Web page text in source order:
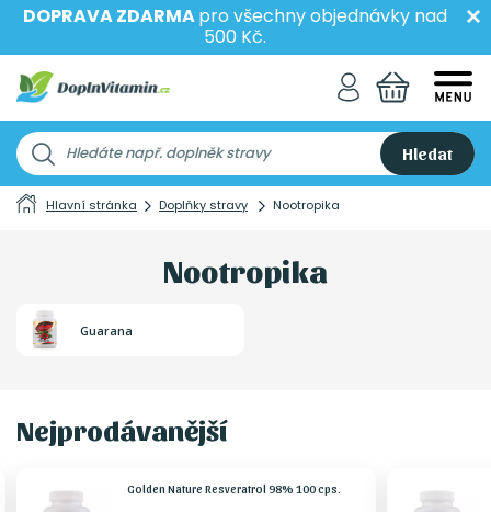
DOPRAVA ZDARMApro všechny objednávky nad
500 Kč.
Hledat
Hlavní stránka Doplňky stravy Nootropika
Nootropika
Guarana
Nejprodávanější
Golden Nature Resveratrol 98% 100 cps.